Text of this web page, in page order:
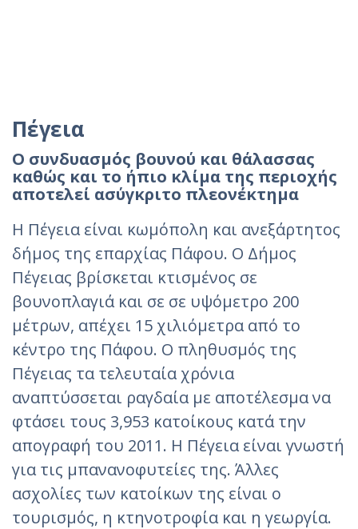
Πέγεια
Ο συνδυασμός βουνού και θάλασσας
καθώς και το ήπιο κλίμα της περιοχής
αποτελεί ασύγκριτο πλεονέκτημα
Η Πέγεια είναι κωμόπολη και ανεξάρτητος
δήμος της επαρχίας Πάφου. Ο Δήμος
Πέγειας βρίσκεται κτισμένος σε
βουνοπλαγιά και σε σε υψόμετρο 200
μέτρων, απέχει 15 χιλιόμετρα από το
κέντρο της Πάφου. Ο πληθυσμός της
Πέγειας τα τελευταία χρόνια
αναπτύσσεται ραγδαία με αποτέλεσμα να
φτάσει τους 3,953 κατοίκους κατά την
απογραφή του 2011. Η Πέγεια είναι γνωστή
για τις μπανανοφυτείες της. Άλλες
ασχολίες των κατοίκων της είναι ο
τουρισμός, η κτηνοτροφία και η γεωργία.